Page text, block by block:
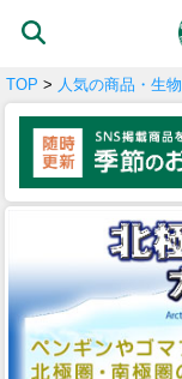
TOP > 人気の商品・生物